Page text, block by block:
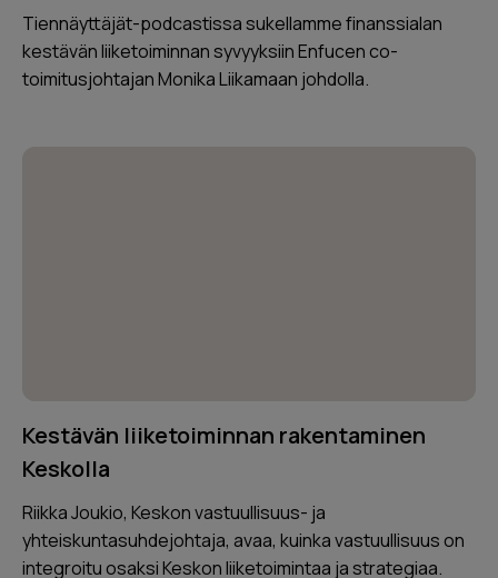
Tiennäyttäjät-podcastissa sukellamme finanssialan
kestävän liiketoiminnan syvyyksiin Enfucen co-
toimitusjohtajan Monika Liikamaan johdolla.
Kestävän liiketoiminnan rakentaminen
Keskolla
Riikka Joukio, Keskon vastuullisuus- ja
yhteiskuntasuhdejohtaja, avaa, kuinka vastuullisuus on
integroitu osaksi Keskon liiketoimintaa ja strategiaa.